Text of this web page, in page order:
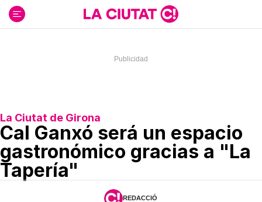
contenido
La Ciutat de Girona
Cal Ganxó será un espacio
gastronómico gracias a "La
Tapería"
REDACCIÓ